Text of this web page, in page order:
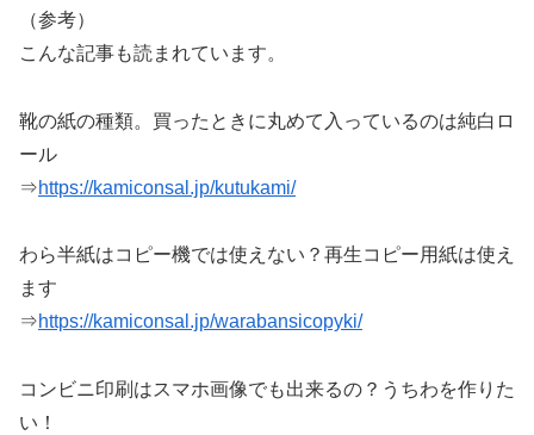
（参考）
こんな記事も読まれています。
靴の紙の種類。買ったときに丸めて入っているのは純白ロ
ール
⇒https://kamiconsal.jp/kutukami/
わら半紙はコピー機では使えない？再生コピー用紙は使え
ます
⇒https://kamiconsal.jp/warabansicopyki/
コンビニ印刷はスマホ画像でも出来るの？うちわを作りた
い！